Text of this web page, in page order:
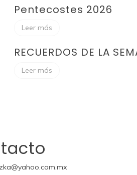
Pentecostes 2026
Leer más
RECUERDOS DE LA
Leer más